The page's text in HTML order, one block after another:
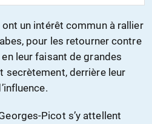
un intérêt commun à rallier
pour les retourner contre
leur faisant de grandes
secrètement, derrière leur
Picot s’y attellent